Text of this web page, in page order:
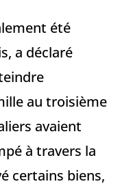
été
a déclaré
au troisième
avaient
à travers la
certains biens,